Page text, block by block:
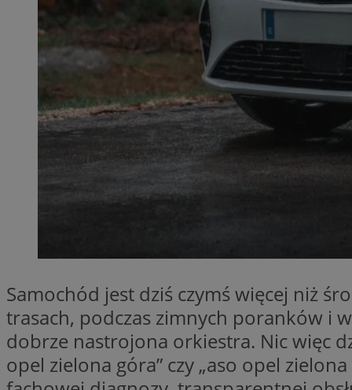
Samochód jest dziś czymś więcej niż
trasach, podczas zimnych poranków i
dobrze nastrojona orkiestra. Nic więc
opel zielona góra” czy „aso opel
SessID
MvSessID
__cf_bm
Nazwa